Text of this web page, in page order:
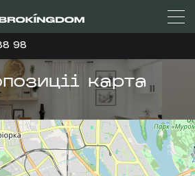
98
карта